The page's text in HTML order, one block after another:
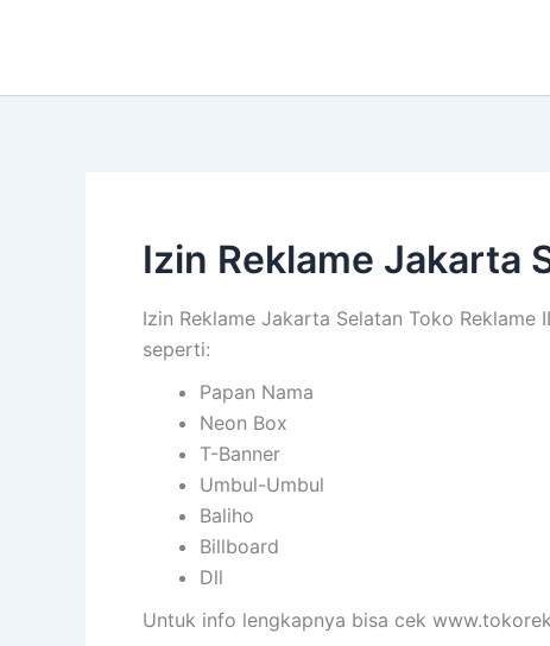
Izin Reklame Jakarta
Izin Reklame Jakarta Selatan Toko
seperti:
Papan Nama
Neon Box
T-Banner
Umbul-Umbul
Baliho
Billboard
Dll
Untuk info lengkapnya bisa cek